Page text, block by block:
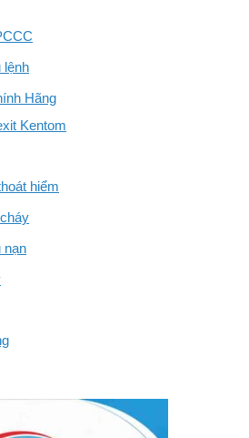
lệnh
Hãng
Kentom
hiểm
nạn